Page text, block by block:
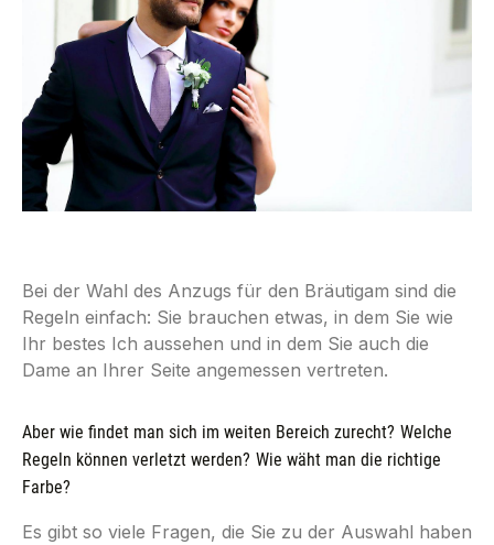
Bei der Wahl des Anzugs für den Bräutigam sind die
Regeln einfach: Sie brauchen etwas, in dem Sie wie
Ihr bestes Ich aussehen und in dem Sie auch die
Dame an Ihrer Seite angemessen vertreten.
Aber wie findet man sich im weiten Bereich zurecht? Welche
Regeln können verletzt werden? Wie wäht man die richtige
Farbe?
Es gibt so viele Fragen, die Sie zu der Auswahl haben